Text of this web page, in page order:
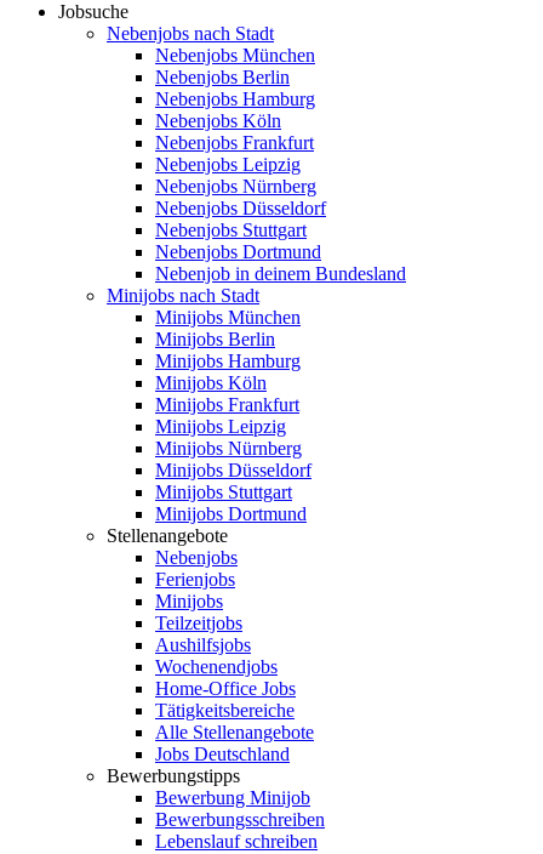
Jobsuche
Nebenjobs nach Stadt
Nebenjobs München
Nebenjobs Berlin
Nebenjobs Hamburg
Nebenjobs Köln
Nebenjobs Frankfurt
Nebenjobs Leipzig
Nebenjobs Nürnberg
Nebenjobs Düsseldorf
Nebenjobs Stuttgart
Nebenjobs Dortmund
Nebenjob in deinem Bundesland
Minijobs nach Stadt
Minijobs München
Minijobs Berlin
Minijobs Hamburg
Minijobs Köln
Minijobs Frankfurt
Minijobs Leipzig
Minijobs Nürnberg
Minijobs Düsseldorf
Minijobs Stuttgart
Minijobs Dortmund
Stellenangebote
Nebenjobs
Ferienjobs
Minijobs
Teilzeitjobs
Aushilfsjobs
Wochenendjobs
Home-Office Jobs
Tätigkeitsbereiche
Alle Stellenangebote
Jobs Deutschland
Bewerbungstipps
Bewerbung Minijob
Bewerbungsschreiben
Lebenslauf schreiben